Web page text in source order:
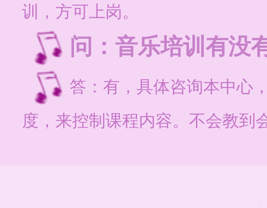
训，方可上岗。
问：音乐培训有没
答：有，具体咨询本中心
度，来控制课程内容。不会教到